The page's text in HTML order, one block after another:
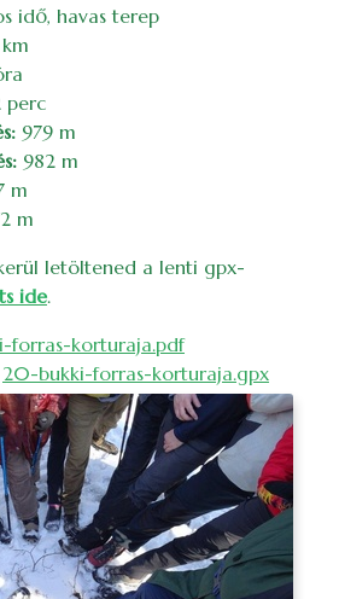
idő, havas terep
km
perc
979 m
982 m
m
m
letöltened a lenti gpx-
ide.
forras-korturaja.pdf
20-bukki-forras-korturaja.gpx